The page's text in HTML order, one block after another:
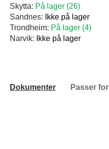
Skytta: På lager (26)
Sandnes:
Ikke på lager
Trondheim: På lager (4)
Narvik:
Ikke på lager
Dokumenter Passer for